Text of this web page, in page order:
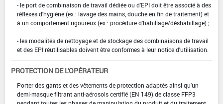
- le port de combinaison de travail dédiée ou d'EPI doit être associé à des
réflexes d'hygiène (ex : lavage des mains, douche en fin de traitement) et
à un comportement rigoureux (ex : procédure d'habillage/déshabillage) ;
- les modalités de nettoyage et de stockage des combinaisons de travail
et des EPI réutilisables doivent être conformes à leur notice d'utilisation.
PROTECTION DE L'OPÉRATEUR
Porter des gants et des vêtements de protection adaptés ainsi qu'un
demi-masque filtrant anti-aérosols certifié (EN 149) de classe FFP3